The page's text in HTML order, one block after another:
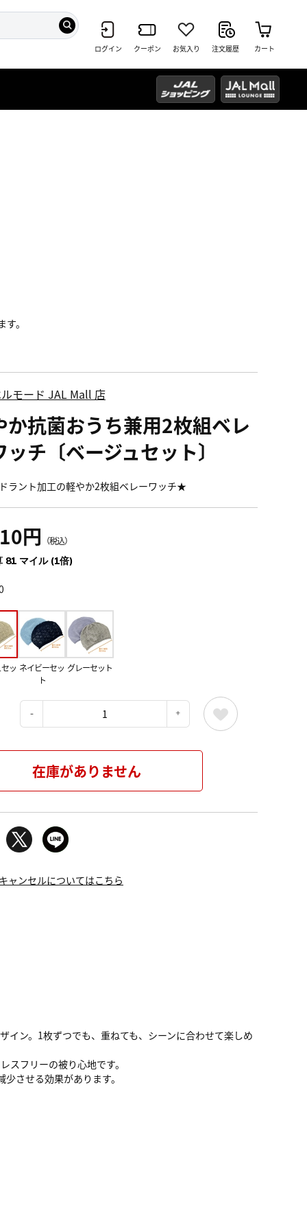
ログイン クーポン お気入り 注文履歴 カート
。
モード JAL Mall 店
か抗菌おうち兼用2枚組ベレ
ッチ〔ベージュセット〕
ラント加工の軽やか2枚組ベレーワッチ★
円 （税込）
81 マイル (1倍)
ッ ネイビーセッ
ト
グレーセット
在庫がありません
ャンセルについてはこちら
ン。1枚ずつでも、重ねても、シーンに合わせて楽しめ
フリーの被り心地です。
させる効果があります。